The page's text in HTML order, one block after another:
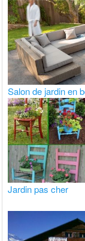
Salon de jardin en
Jardin pas cher